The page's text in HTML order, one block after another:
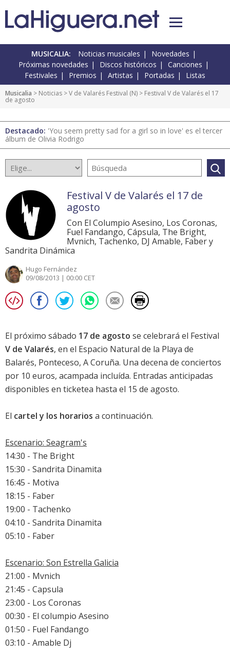
MUSICALIA: Noticias musicales
Novedades
Próximas novedades
Discos históricos
Canciones
Festivales
Premios Artistas Portadas Listas
Musicalia > Noticias >V de Valarés Festival (N) > Festival V de Valarés el 17
de agosto
Destacado: 'You seem pretty sad for a girl so in love' es el tercer
álbum de Olivia Rodrigo
Festival V de Valarés el 17 de
agosto
Con El Columpio Asesino, Los Coronas,
Fuel Fandango, Cápsula, The Bright,
Mvnich, Tachenko, DJ Amable, Faber y
Sandrita Dinámica
Hugo Fernández
09/08/2013 | 00:00 CET
El próximo sábado 17 de agosto se celebrará el Festival
V de Valarés, en el Espacio Natural de la Playa de
Balarés, Ponteceso, A Coruña. Una decena de conciertos
por 10 euros, acampada incluída. Entradas anticipadas
disponibles en ticketea hasta el 15 de agosto.
El cartel y los horarios a continuación.
Escenario: Seagram's
14:30 - The Bright
15:30 - Sandrita Dinamita
16:45 - Motiva
18:15 - Faber
19:00 - Tachenko
04:10 - Sandrita Dinamita
05:10 - Faber
Escenario: Son Estrella Galicia
21:00 - Mvnich
21:45 - Capsula
23:00 - Los Coronas
00:30 - El columpio Asesino
01:50 - Fuel Fandango
03:10 - Amable Dj